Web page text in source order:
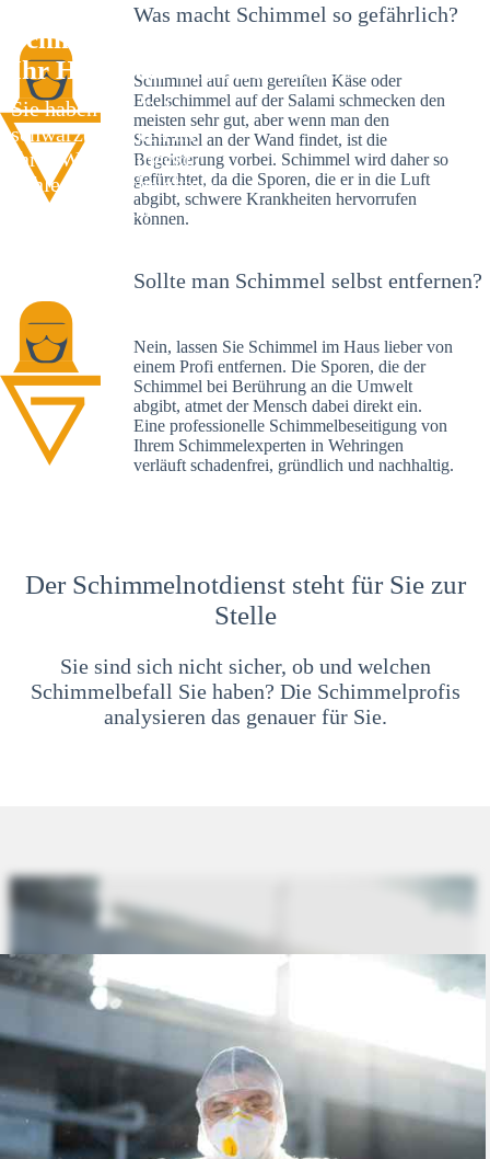
Schimmelexperte in Wehringen –
Ihr Helfer an Ort und Stelle
Sie haben kürzlich
schwarze Flecken an
Ihrer Wand entdeckt?
Schlechte Nachrichten:
Sie haben einen
Was macht Schimmel so gefährlich?
Schimmel auf dem gereiften Käse oder
Edelschimmel auf der Salami schmecken den
meisten sehr gut, aber wenn man den
Schimmel an der Wand findet, ist die
Begeisterung vorbei. Schimmel wird daher so
gefürchtet, da die Sporen, die er in die Luft
abgibt, schwere Krankheiten hervorrufen
können.
Sollte man Schimmel selbst entfernen?
Nein, lassen Sie Schimmel im Haus lieber von
einem Profi entfernen. Die Sporen, die der
Schimmel bei Berührung an die Umwelt
abgibt, atmet der Mensch dabei direkt ein.
Eine professionelle Schimmelbeseitigung von
Ihrem Schimmelexperten in Wehringen
verläuft schadenfrei, gründlich und nachhaltig.
Der Schimmelnotdienst steht für Sie zur
Stelle
Sie sind sich nicht sicher, ob und welchen
Schimmelbefall Sie haben? Die Schimmelprofis
analysieren das genauer für Sie.